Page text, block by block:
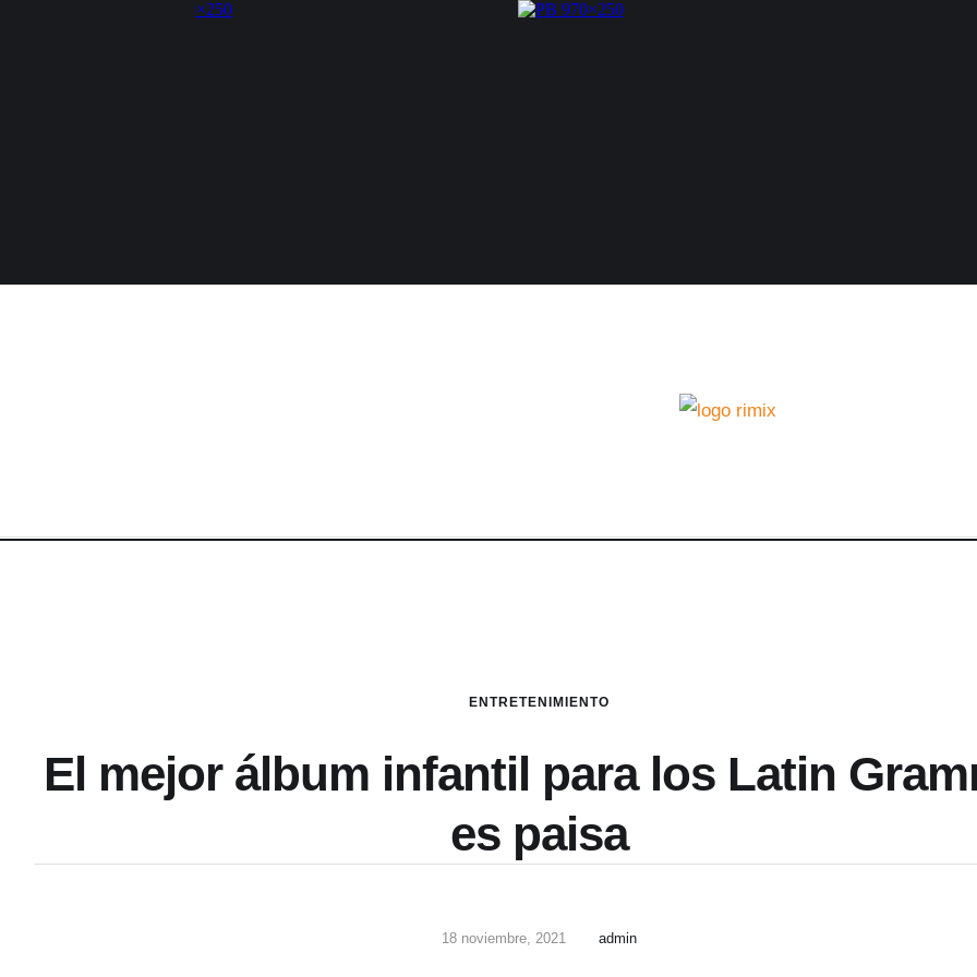
ENTRETENIMIENTO
El mejor álbum infantil para los Latin
es paisa
18 noviembre, 2021 admin